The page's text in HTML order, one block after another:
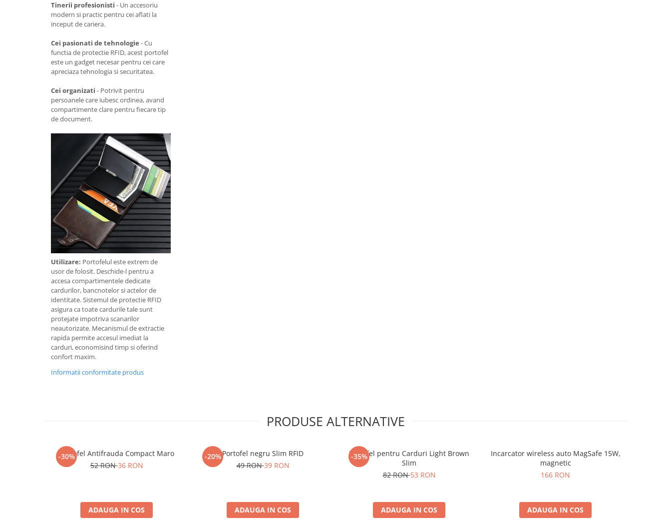
Tinerii profesionisti - Un accesoriu
modern si practic pentru cei aflati la
inceput de cariera.
Cei pasionati de tehnologie - Cu
functia de protectie RFID, acest portofel
este un gadget necesar pentru cei care
apreciaza tehnologia si securitatea.
Cei organizati - Potrivit pentru
persoanele care iubesc ordinea, avand
compartimente clare pentru fiecare tip
de document.
Utilizare: Portofelul este extrem de
usor de folosit. Deschide-l pentru a
accesa compartimentele dedicate
cardurilor, bancnotelor si actelor de
identitate. Sistemul de protectie RFID
asigura ca toate cardurile tale sunt
protejate impotriva scanarilor
neautorizate. Mecanismul de extractie
rapida permite accesul imediat la
carduri, economisind timp si oferind
confort maxim.
Informatii conformitate produs
PRODUSE ALTERNATIVE
-30%
Portofel Antifrauda Compact Maro
52 RON36 RON
ADAUGA IN COS
-20%Portofel negru Slim RFID
49 RON39 RON
ADAUGA IN COS
-35%
Portofel pentru Carduri Light Brown
Slim
82 RON53 RON
ADAUGA IN COS
Incarcator wireless auto MagSafe 15W,
magnetic
166 RON
ADAUGA IN COS